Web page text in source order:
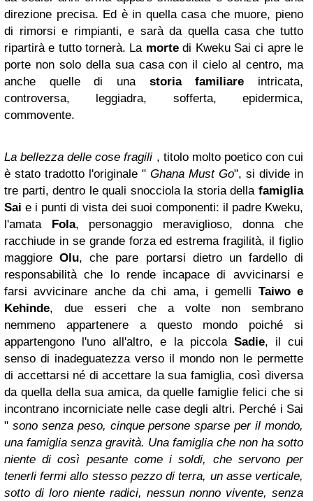
direzione precisa. Ed è in quella casa che muore, pieno
di rimorsi e rimpianti, e sarà da quella casa che tutto
ripartirà e tutto tornerà. La mortedi Kweku Sai ci apre le
porte non solo della sua casa con il cielo al centro, ma
anche quelle di una storia familiare intricata,
controversa, leggiadra, sofferta, epidermica,
commovente.
La bellezza delle cose fragili , titolo molto poetico con cui
è stato tradotto l'originale " Ghana Must Go", si divide in
tre parti, dentro le quali snocciola la storia della famiglia
Sai e i punti di vista dei suoi componenti: il padre Kweku,
l'amata Fola, personaggio meraviglioso, donna che
racchiude in se grande forza ed estrema fragilità, il figlio
maggioreOlu, che pare portarsi dietro un fardello di
responsabilità che lo rende incapace di avvicinarsi e
farsi avvicinare anche da chi ama, i gemelli Taiwo e
Kehinde, due esseri che a volte non sembrano
nemmeno appartenere a questo mondo poiché si
appartengono l'uno all'altro, e la piccola Sadie, il cui
senso di inadeguatezza verso il mondo non le permette
di accettarsi né di accettare la sua famiglia, così diversa
da quella della sua amica, da quelle famiglie felici che si
incontrano incorniciate nelle case degli altri. Perché i Sai
" sono senza peso, cinque persone sparse per il mondo,
una famiglia senza gravità. Una famiglia che non ha sotto
niente di così pesante come i soldi, che servono per
tenerli fermi allo stesso pezzo di terra, un asse verticale,
sotto di loro niente radici, nessun nonno vivente, senza